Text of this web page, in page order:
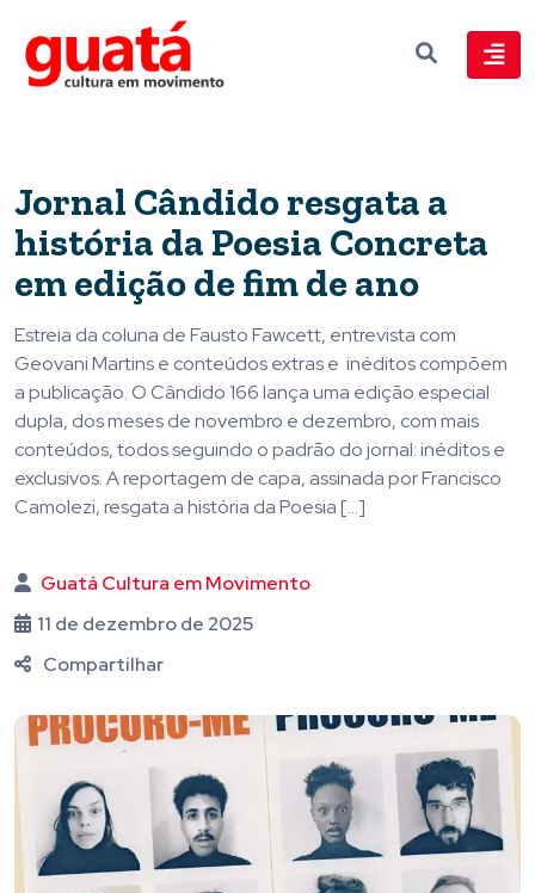
Jornal Cândido resgata a
história da Poesia Concreta
em edição de fim de ano
Estreia da coluna de Fausto Fawcett, entrevista com
Geovani Martins e conteúdos extras e inéditos compõem
a publicação. O Cândido 166 lança uma edição especial
dupla, dos meses de novembro e dezembro, com mais
conteúdos, todos seguindo o padrão do jornal: inéditos e
exclusivos. A reportagem de capa, assinada por Francisco
Camolezi, resgata a história da Poesia […]
Guatá Cultura em Movimento
11 de dezembro de 2025
Compartilhar